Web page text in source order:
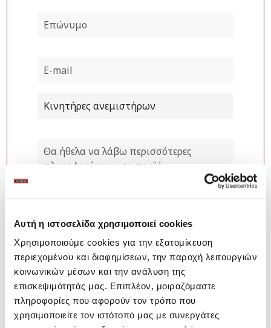
Αυτή η ιστοσελίδα χρησιμοποιεί cookies
Χρησιμοποιούμε cookies για την εξατομίκευση
περιεχομένου και διαφημίσεων, την παροχή λειτουργιών
κοινωνικών μέσων και την ανάλυση της
επισκεψιμότητάς μας. Επιπλέον, μοιραζόμαστε
πληροφορίες που αφορούν τον τρόπο που
χρησιμοποιείτε τον ιστότοπό μας με συνεργάτες